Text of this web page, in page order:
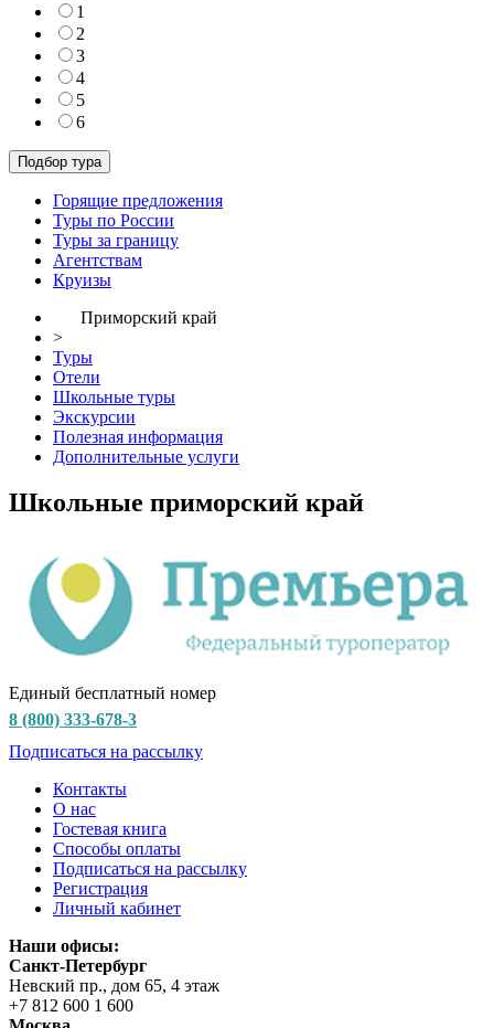
1
2
3
4
5
6
Горящие предложения
Туры по России
Туры за границу
Агентствам
Круизы
Приморский край
>
Туры
Отели
Школьные туры
Экскурсии
Полезная информация
Дополнительные услуги
Школьные приморский край
Единый бесплатный номер
8 (800) 333-678-3
Подписаться на рассылку
Контакты
О нас
Гостевая книга
Способы оплаты
Подписаться на рассылку
Регистрация
Личный кабинет
Наши офисы:
Санкт-Петербург
Невский пр., дом 65, 4 этаж
+7 812 600 1 600